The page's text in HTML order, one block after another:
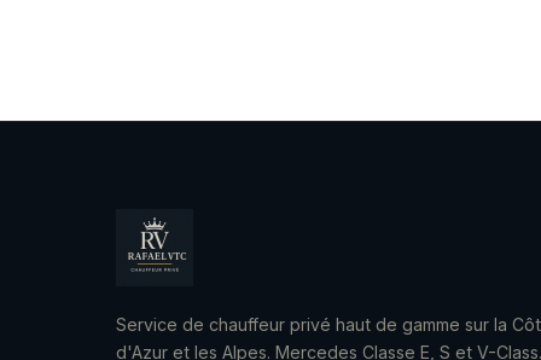
Service de chauffeur privé haut de gamme sur la
d'Azur et les Alpes. Mercedes Classe E, S et V-Class.